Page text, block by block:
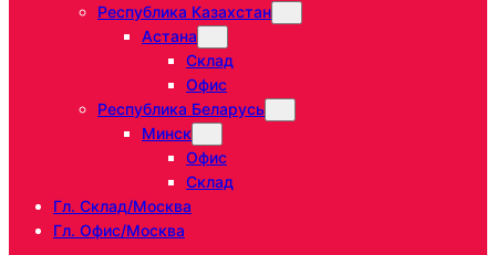
Республика Казахстан
Астана
Склад
Офис
Республика Беларусь
Минск
Офис
Склад
Гл. Склад/Москва
Гл. Офис/Москва